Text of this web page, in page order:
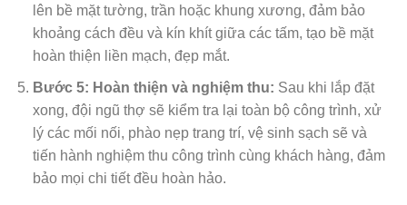
lên bề mặt tường, trần hoặc khung xương, đảm bảo
khoảng cách đều và kín khít giữa các tấm, tạo bề mặt
hoàn thiện liền mạch, đẹp mắt.
Bước 5: Hoàn thiện và nghiệm thu: Sau khi lắp đặt
xong, đội ngũ thợ sẽ kiểm tra lại toàn bộ công trình, xử
lý các mối nối, phào nẹp trang trí, vệ sinh sạch sẽ và
tiến hành nghiệm thu công trình cùng khách hàng, đảm
bảo mọi chi tiết đều hoàn hảo.